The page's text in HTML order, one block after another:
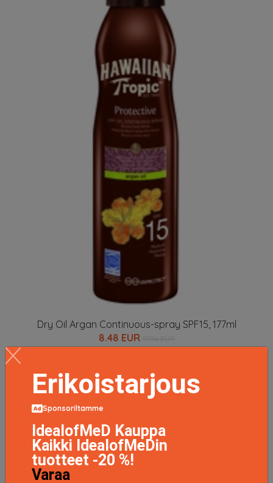
Dry Oil Argan Continuous-spray SPF15, 177ml
8.48 EUR
LISÄTIETOJA
Erikoistarjous
Sponsoriltamme
IdealofMeD Kauppa
Kaikki IdealofMeDin
tuotteet -20 %!
Varaa